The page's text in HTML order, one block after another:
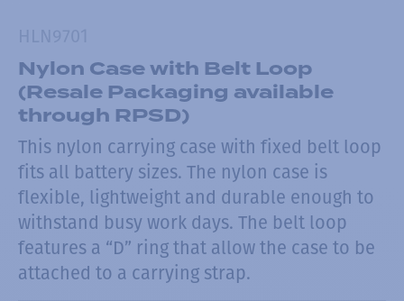
Nylon Case with Belt Loop
(Resale Packaging available
through RPSD)
This nylon carrying case with fixed belt loop
fits all battery sizes. The nylon case is
flexible, lightweight and durable enough to
withstand busy work days. The belt loop
features a “D” ring that allow the case to be
attached to a carrying strap.